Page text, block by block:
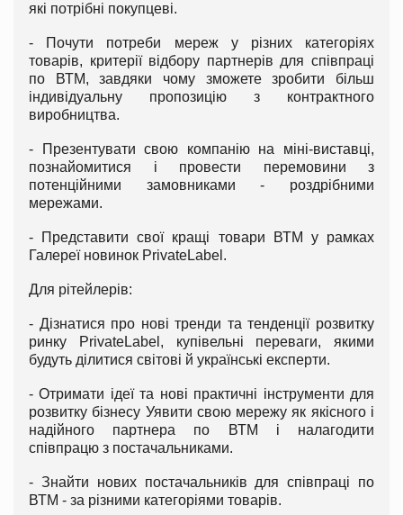
які потрібні покупцеві.
- Почути потреби мереж у різних категоріях
товарів, критерії відбору партнерів для співпраці
по ВТМ, завдяки чому зможете зробити більш
індивідуальну пропозицію з контрактного
виробництва.
- Презентувати свою компанію на міні-виставці,
познайомитися і провести перемовини з
потенційними замовниками - роздрібними
мережами.
- Представити свої кращі товари ВТМ у рамках
Галереї новинок PrivateLabel.
Для рітейлерів:
- Дізнатися про нові тренди та тенденції розвитку
ринку PrivateLabel, купівельні переваги, якими
будуть ділитися світові й українські експерти.
- Отримати ідеї та нові практичні інструменти для
розвитку бізнесу Уявити свою мережу як якісного і
надійного партнера по ВТМ і налагодити
співпрацю з постачальниками.
- Знайти нових постачальників для співпраці по
ВТМ - за різними категоріями товарів.